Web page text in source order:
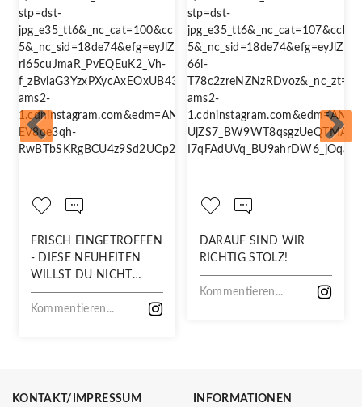
FRISCH EINGETROFFEN
- DIESE NEUHEITEN
WILLST DU NICHT
VERPASSEN!
Kommentieren...
DARAUF SIND WIR
RICHTIG STOLZ!
Kommentieren...
KONTAKT/IMPRESSUM INFORMATIONEN